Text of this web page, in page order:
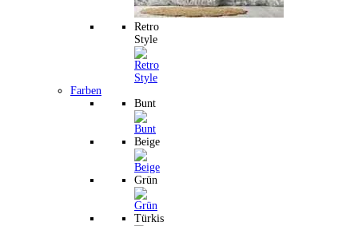
Retro
Style
Farben
Bunt
Beige
Grün
Türkis